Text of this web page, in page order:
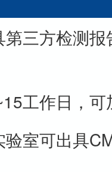
三方检测
工作日，
验室可出具